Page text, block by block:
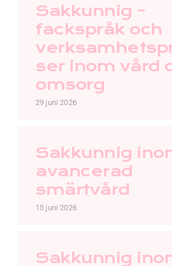
Faq
Sakkunnig –
fackspråk och
ser inom vård
omsorg
29 juni 2026
Sakkunnig
avancerad
smärtvård
15 juni 2026
Sakkunnig